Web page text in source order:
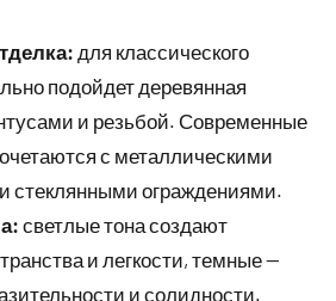
для классического
подойдет деревянная
и резьбой. Современные
с металлическими
стеклянными ограждениями.
светлые тона создают
и легкости, темные —
и солидности.